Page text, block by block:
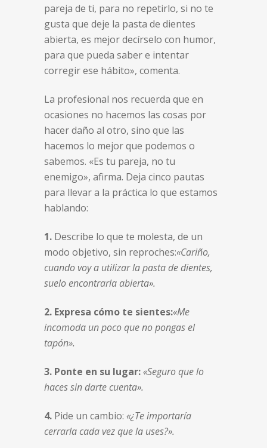
pareja de ti, para no repetirlo, si no te
gusta que deje la pasta de dientes
abierta, es mejor decírselo con humor,
para que pueda saber e intentar
corregir ese hábito», comenta.
La profesional nos recuerda que en
ocasiones no hacemos las cosas por
hacer daño al otro, sino que las
hacemos lo mejor que podemos o
sabemos. «Es tu pareja, no tu
enemigo», afirma. Deja cinco pautas
para llevar a la práctica lo que estamos
hablando:
1. Describe lo que te molesta, de un
modo objetivo, sin reproches:«Cariño,
cuando voy a utilizar la pasta de dientes,
suelo encontrarla abierta».
2. Expresa cómo te sientes:«Me
incomoda un poco que no pongas el
tapón».
3. Ponte en su lugar:«Seguro que lo
haces sin darte cuenta».
4. Pide un cambio: «¿Te importaría
cerrarla cada vez que la uses?».